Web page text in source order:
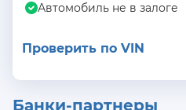
Автомобиль не в залоге
Проверить по VIN
Банки-партнеры